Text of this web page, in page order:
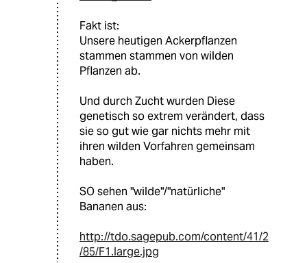
Fakt ist:
Unsere heutigen Ackerpflanzen
stammen stammen von wilden
Pflanzen ab.
Und durch Zucht wurden Diese
genetisch so extrem verändert, dass
sie so gut wie gar nichts mehr mit
ihren wilden Vorfahren gemeinsam
haben.
SO sehen "wilde"/"natürliche"
Bananen aus:
http://tdo.sagepub.com/content/41/2
/85/F1.large.jpg